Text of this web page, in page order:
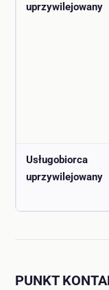
uprzywilejowany
Usługobiorca
uprzywilejowany
PUNKT